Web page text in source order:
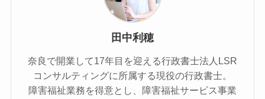
田中利穂
奈良で開業して17年目を迎える行政書士法人LSR
コンサルティングに所属する現役の行政書士。
障害福祉業務を得意とし、障害福祉サービス事業